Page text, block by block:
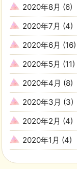
2020年8月 (6)
2020年7月 (4)
2020年6月 (16)
2020年5月 (11)
2020年4月 (8)
2020年3月 (3)
2020年2月 (4)
2020年1月 (4)